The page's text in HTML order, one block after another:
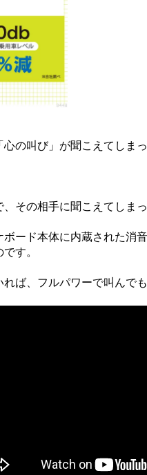
の叫び」が聞こえてしま
その相手に聞こえてしま
ード本体に内蔵された消
す。
ば、フルパワーで叫んで